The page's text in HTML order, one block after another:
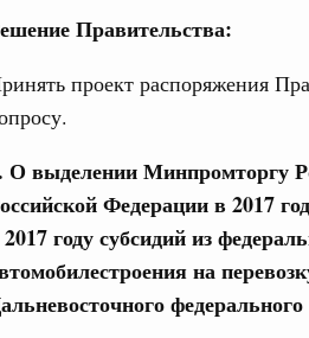
Правительства:
проект распоряжения
О выделении Минпромторгу
Федерации в 2017
году субсидий из
на
16 апреля, четверг
(2026 год,
законов.
9 апреля, четверг
(2026 год,